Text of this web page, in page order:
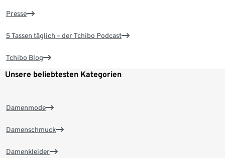
Presse
5 Tassen täglich – der Tchibo Podcast
Tchibo Blog
Unsere beliebtesten Kategorien
Damenmode
Damenschmuck
Damenkleider